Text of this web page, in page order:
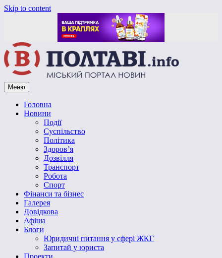
Skip to content
Vpoltave.info
Полтавський портал новин
Меню
Головна
Новини
Події
Суспільство
Політика
Здоров’я
Дозвілля
Транспорт
Робота
Спорт
Фінанси та бізнес
Галерея
Довідкова
Афіша
Блоги
Юридичні питання у сфері ЖКГ
Запитай у юриста